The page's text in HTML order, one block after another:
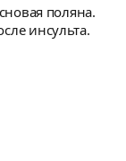
человека
поляна.
инсульта.